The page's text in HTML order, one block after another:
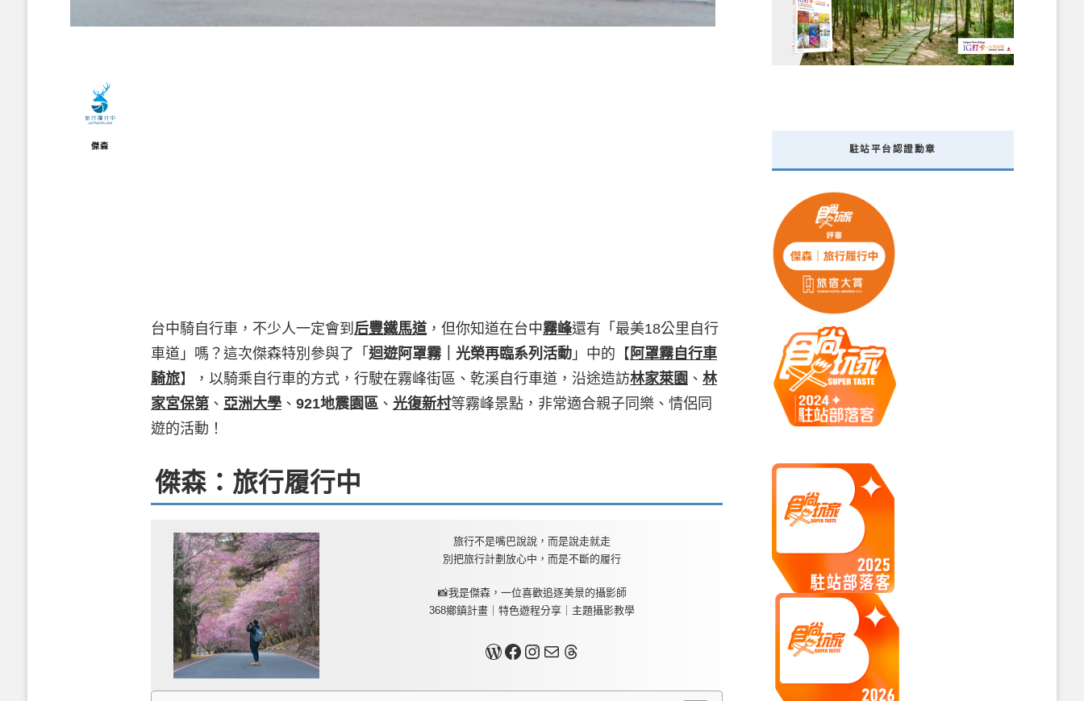
傑森
台中騎自行車，不少人一定會到 后豐鐵馬道，但你知道在台中霧峰還有「最美18公里自行
車道」嗎？這次傑森特別參與了「 迴遊阿罩霧｜光榮再臨系列活動」中的【 阿罩霧自行車
騎旅】，以騎乘自行車的方式，行駛在霧峰街區、乾溪自行車道，沿途造訪林家萊園 、 林
家宮保第 、 亞洲大學、 921地震園區、 光復新村等霧峰景點，非常適合親子同樂、情侶同
遊的活動！
傑森：旅行履行中
旅行不是嘴巴說說，而是說走就走
別把旅行計劃放心中，而是不斷的履行
📸我是傑森，一位喜歡追逐美景的攝影師
368鄉鎮計畫｜特色遊程分享｜主題攝影教學
關於我Facebook InstagramMail Threads
駐站平台認證勳章